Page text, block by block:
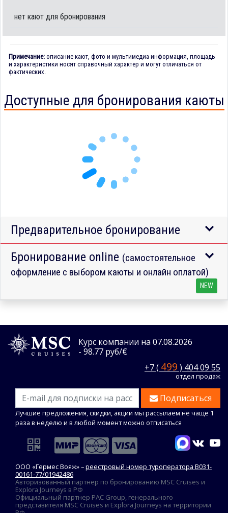
нет кают для бронирования
Примечание: описание кают, фото и мультимедиа информация, площадь
и характеристики носят справочный характер и могут отличаться от
фактических.
Доступные для бронирования каюты
Предварительное бронирование
Бронирование online (самостоятельное
оформление с выбором каюты и онлайн оплатой)
NEW
Курс компании на 07.08.2026
- 98.77 руб/€
+7 ( 499 ) 404 09 55
отдел продаж
Подписаться
Лучшие предложения, скидки, акции мы рассылаем не чаще 1
раза в неделю и в любой момент можно отписаться
ООО «Гермес Вояж» –реестровый номер туроператора В031-
00161-77/01942486
Авторизованный партнер по бронированию MSC Cruises и
Explora Journeys в РФ
Официальный партнер PAC Group, генерального
представителя MSC Cruises и Explora Journeys на территории